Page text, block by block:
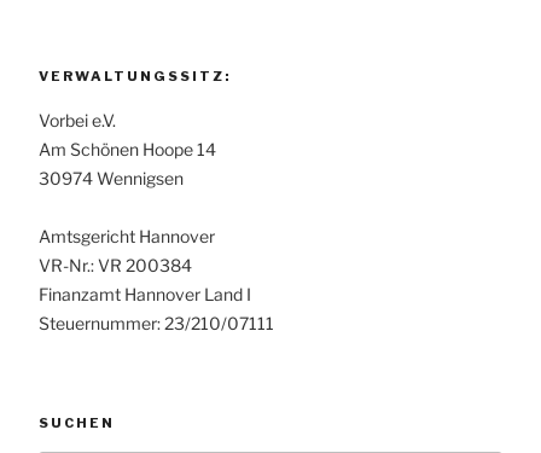
VERWALTUNGSSITZ:
Vorbei e.V.
Am Schönen Hoope 14
30974 Wennigsen
Amtsgericht Hannover
VR-Nr.: VR 200384
Finanzamt Hannover Land I
Steuernummer: 23/210/07111
SUCHEN